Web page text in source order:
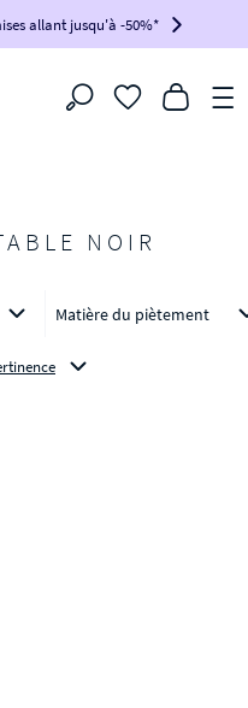
!
BIKINI100
de page-
allant jusqu'à -50%*
Filtrer
NOIR
Matière du piètement